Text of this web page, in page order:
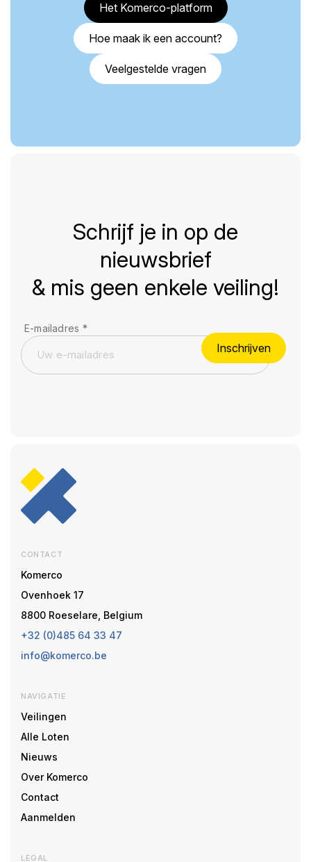
Het Komerco-platform
Hoe maak ik een account?
Veelgestelde vragen
Schrijf je in op de
nieuwsbrief
& mis geen enkele veiling!
E-mailadres *
Inschrijven
CONTACT
Komerco
Ovenhoek 17
8800 Roeselare, Belgium
+32 (0)485 64 33 47
info@komerco.be
NAVIGATIE
Veilingen
Alle Loten
Nieuws
Over Komerco
Contact
Aanmelden
LEGAL